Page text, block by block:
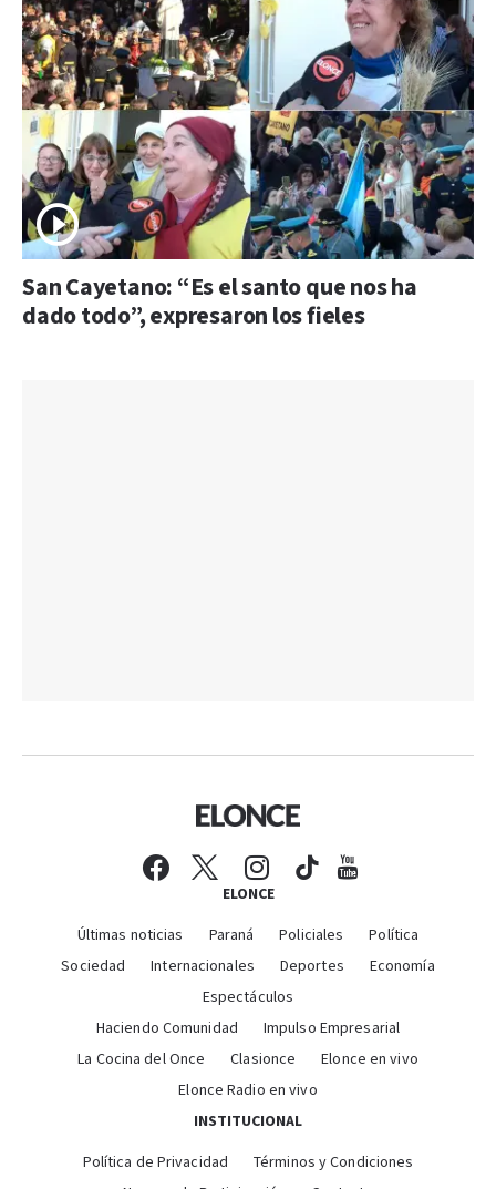
San Cayetano: “Es el santo que nos ha
dado todo”, expresaron los fieles
ELONCE
Últimas noticias Paraná Policiales
Política
Sociedad
Internacionales Deportes
Economía
Espectáculos
Haciendo Comunidad
Impulso Empresarial
La Cocina del Once
Clasionce
Elonce en vivo
Elonce Radio en vivo
INSTITUCIONAL
Política de Privacidad
Términos y Condiciones